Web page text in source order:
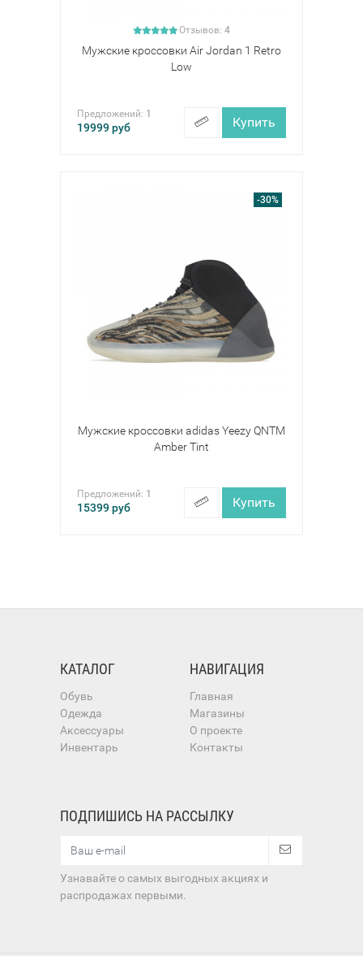
Отзывов: 4
Мужские кроссовки Air Jordan 1 Retro
Low
Предложений: 1
19999руб Купить
-30%
Мужские кроссовки adidas Yeezy QNTM
Amber Tint
Предложений: 1
15399руб Купить
КАТАЛОГ
Обувь
Одежда
Аксессуары
Инвентарь
НАВИГАЦИЯ
Главная
Магазины
О проекте
Контакты
ПОДПИШИСЬ НА РАССЫЛКУ
Узнавайте о самых выгодных акциях и
распродажах первыми.